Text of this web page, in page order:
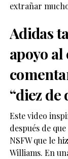
extrañar
Adidas
apoyo
“diez de
Este video
después de
NSFW que le
Williams. En